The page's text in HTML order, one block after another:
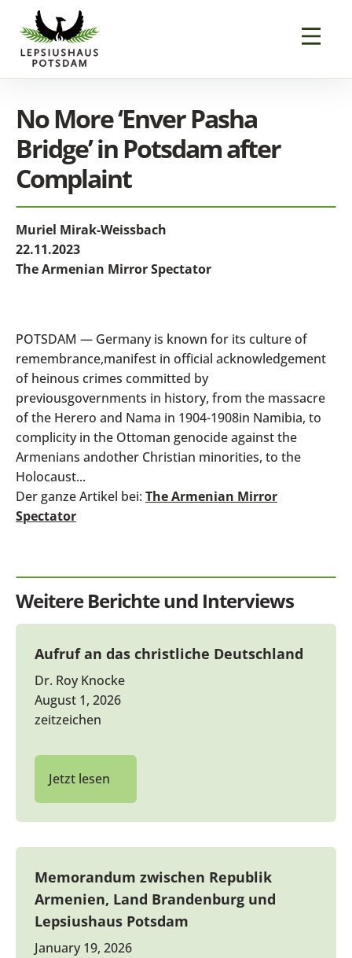
No More ‘Enver Pasha
Bridge’ in Potsdam after
Complaint
Muriel Mirak-Weissbach
22.11.2023
The Armenian Mirror Spectator
POTSDAM — Germany is known for its culture of
remembrance,manifest in official acknowledgement
of heinous crimes committed by
previousgovernments in history, from the massacre
of the Herero and Nama in 1904-1908in Namibia, to
complicity in the Ottoman genocide against the
Armenians andother Christian minorities, to the
Holocaust...
Der ganze Artikel bei: The Armenian Mirror
Spectator
Weitere Berichte und Interviews
Aufruf an das christliche Deutschland
Dr. Roy Knocke
August 1, 2026
zeitzeichen
Jetzt lesen
Memorandum zwischen Republik
Armenien, Land Brandenburg und
Lepsiushaus Potsdam
January 19, 2026